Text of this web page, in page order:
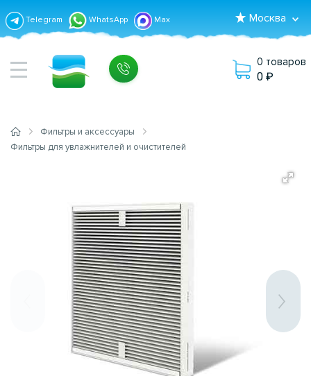
Telegram WhatsApp Max Москва
0 товаров
0
Фильтры и аксессуары
Фильтры для увлажнителей и очистителей